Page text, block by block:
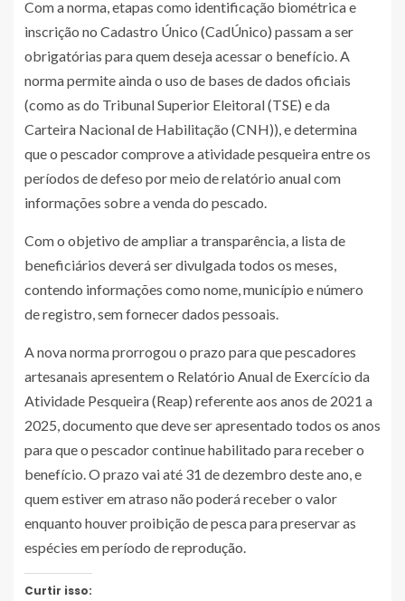
Com a norma, etapas como identificação biométrica e
inscrição no Cadastro Único (CadÚnico) passam a ser
obrigatórias para quem deseja acessar o benefício. A
norma permite ainda o uso de bases de dados oficiais
(como as do Tribunal Superior Eleitoral (TSE) e da
Carteira Nacional de Habilitação (CNH)), e determina
que o pescador comprove a atividade pesqueira entre os
períodos de defeso por meio de relatório anual com
informações sobre a venda do pescado.
Com o objetivo de ampliar a transparência, a lista de
beneficiários deverá ser divulgada todos os meses,
contendo informações como nome, município e número
de registro, sem fornecer dados pessoais.
A nova norma prorrogou o prazo para que pescadores
artesanais apresentem o Relatório Anual de Exercício da
Atividade Pesqueira (Reap) referente aos anos de 2021 a
2025, documento que deve ser apresentado todos os anos
para que o pescador continue habilitado para receber o
benefício. O prazo vai até 31 de dezembro deste ano, e
quem estiver em atraso não poderá receber o valor
enquanto houver proibição de pesca para preservar as
espécies em período de reprodução.
Curtir isso: